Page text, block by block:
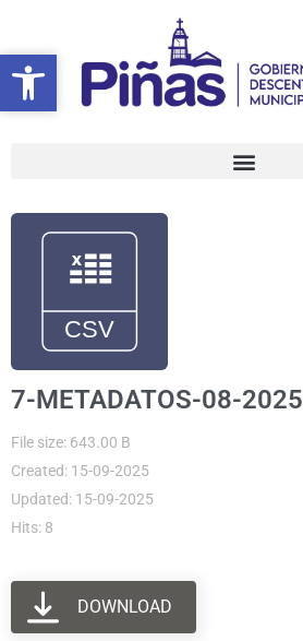
Abrir barra de herramientas
contenido
7-METADATOS-08-2025
File size: 643.00 B
Created: 15-09-2025
Updated: 15-09-2025
Hits: 8
DOWNLOAD
Abrir barra de herramientas